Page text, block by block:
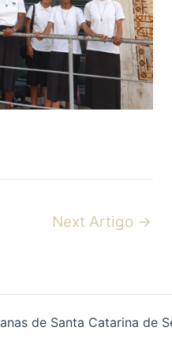
Next Artigo →
de Santa Catarina de